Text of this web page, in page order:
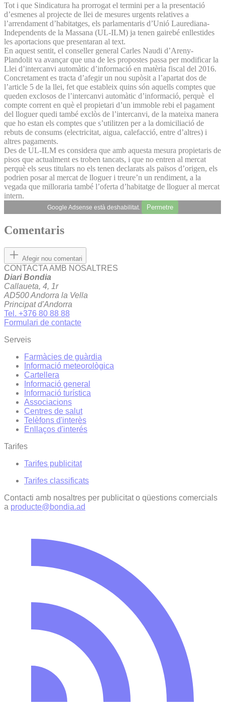
Tot i que Sindicatura ha prorrogat el termini per a la presentació
d’esmenes al projecte de llei de mesures urgents relatives a
l’arrendament d’habitatges, els parlamentaris d’Unió Laurediana-
Independents de la Massana (UL-ILM) ja tenen gairebé enllestides
les aportacions que presentaran al text.
En aquest sentit, el conseller general Carles Naudi d’Areny-
Plandolit va avançar que una de les propostes passa per modificar la
Llei d’intercanvi automàtic d’informació en matèria fiscal del 2016.
Concretament es tracta d’afegir un nou supòsit a l’apartat dos de
l’article 5 de la llei, fet que estableix quins són aquells comptes que
queden exclosos de l’intercanvi automàtic d’informació, perquè el
compte corrent en què el propietari d’un immoble rebi el pagament
del lloguer quedi també exclòs de l’intercanvi, de la mateixa manera
que ho estan els comptes que s’utilitzen per a la domiciliació de
rebuts de consums (electricitat, aigua, calefacció, entre d’altres) i
altres pagaments.
Des de UL-ILM es considera que amb aquesta mesura propietaris de
pisos que actualment es troben tancats, i que no entren al mercat
perquè els seus titulars no els tenen declarats als països d’origen, els
podrien posar al mercat de lloguer i treure’n un rendiment, a la
vegada que milloraria també l’oferta d’habitatge de lloguer al mercat
intern.
Google Adsense està deshabilitat. Permetre
Comentaris
Afegir nou comentari
CONTACTA AMB NOSALTRES
Diari Bondia
Callaueta, 4, 1r
AD500 Andorra la Vella
Principat d'Andorra
Tel. +376 80 88 88
Formulari de contacte
Serveis
Farmàcies de guàrdia
Informació meteorològica
Cartellera
Informació general
Informació turística
Associacions
Centres de salut
Telèfons d'interès
Enllaços d'interés
Tarifes
Tarifes publicitat
Tarifes classificats
Contacti amb nosaltres per publicitat o qüestions comercials
a producte@bondia.ad